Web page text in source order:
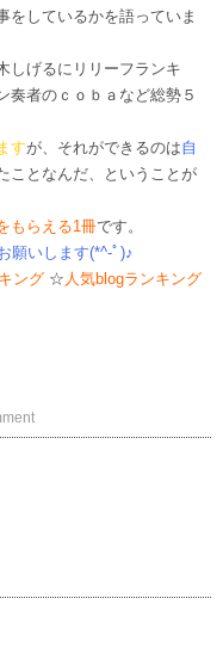
をしているかを語っていま
しげるにリリーフランキ
奏者のｃｏｂａなど総勢５
すが、それができるのは自
ことなんだ、ということが
もらえる1冊です。
願いします(*^-ﾟ)♪
ング ☆ 人気blogランキング